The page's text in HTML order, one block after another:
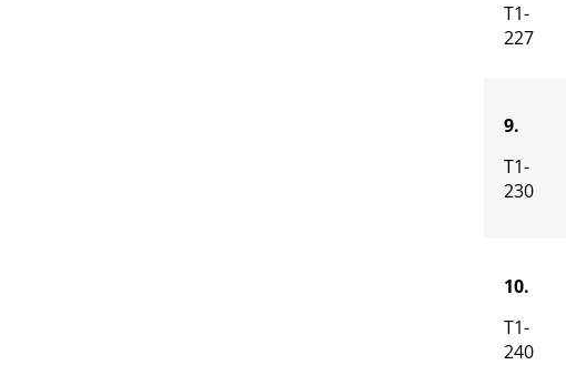
T1-
227
9.
T1-
230
10.
T1-
240